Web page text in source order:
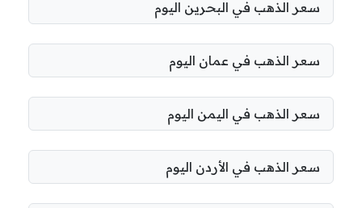
سعر الذهب في البحرين اليوم
سعر الذهب في عمان اليوم
سعر الذهب في اليمن اليوم
سعر الذهب في الأردن اليوم